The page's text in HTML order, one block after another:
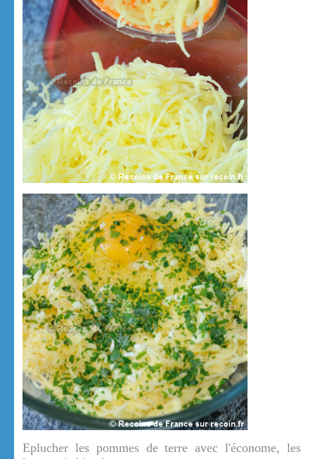
Eplucher les pommes de terre avec l'économe, les